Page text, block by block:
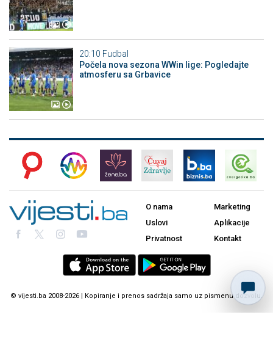
20:10 Fudbal
Počela nova sezona WWin lige: Pogledajte
atmosferu sa Grbavice
O nama
Uslovi
Privatnost
Marketing
Aplikacije
Kontakt
© vijesti.ba 2008-2026 | Kopiranje i prenos sadržaja samo uz pismenu dozvolu.